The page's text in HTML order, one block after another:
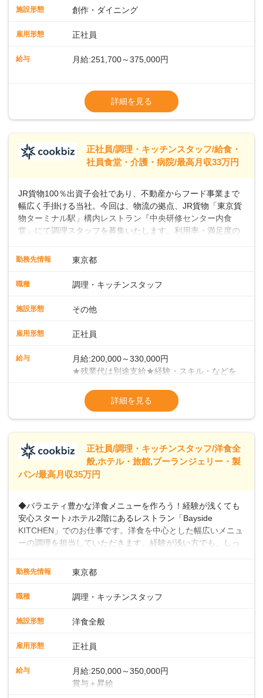
で4880万人がプレイしていると言われ、特にビジネスリーダ
らず、テニスコートがピックルボールコートに改装されるな
たちと一緒に、新しいスタートを切りませんか？あなたのご
施設形態 創作・ダイニング
雇用形態 正社員
給与 月給:251,700～375,000円
▼給与改定（年1回)
▼決算賞与（年1回)
【手当】
▼残業手当（固定残業見合手当43,613円～／
▼深夜勤務手当（22:00〜25%UP）
▼交通費支給（上限月10万円)
詳細を見る
正社員/調理・キッチンスタッフ/給食・
社員食堂・介護・病院/最高月収33万円
JR貨物100％出資子会社であり、不動産からフード事業まで
幅広く手掛ける当社。今回は、物流の拠点、JR貨物「東京貨
物ターミナル駅」構内レストラン『中央研修センター内食
堂』にて調理スタッフを募集いたします。利用率・満足度の
う！＜まずは調理スタッフとして＞入社後、あなたには調理
ます。まずは当店の仕事の流れ・お店のルールを把握してく
す。 ■チームワークがカギ！当店での調理方法は、給食等の
ようにチームで一度に大人数分の調理を手がけていく集団調
理です。メイン・副菜担当、揚げ物担当、ご飯担当、盛り付
＜徐々にマネジメントも学んでください＞業務に慣れてきた
ら、徐々にマネジメント業務をお任せしていきます。パート
ることになりますので、お店を作っていく面白さを味わえま
すよ！＜将来はキャリアアップも＞まずは、1年間での一人立
も可能です。
勤務先情報 東京都
職種 調理・キッチンスタッフ
施設形態 その他
雇用形態 正社員
給与
月給:200,000～330,000円
★残業代は別途支給★経験・スキル・などを
（2023年度実績：3.8ヶ月分支給）★昇給年
1回（55歳まで）＜年収例＞年収380万円／
入社5年／40歳年収400万円／入社3年／48歳
年収460万円／入社7年／51歳
※試用期間3ヶ月あり（給与・待遇変動な
詳細を見る
正社員/調理・キッチンスタッフ/洋食全
般,ホテル・旅館,ブーランジェリー・製
パン/最高月収35万円
◆バラエティ豊かな洋食メニューを作ろう！経験が浅くても
安心スタート♪ホテル2階にあるレストラン「Bayside
KITCHEN」でのお仕事です。洋食を中心とした幅広いメニュ
ーの調理を担当していただきます。経験が浅い方でも、しっ
トできます。経験者は、これまでのスキルを活かして即戦力
うな流れ作業ではなく、一人ひとりが責任を持って料理に取
できます。また、20代・30代の若手や中堅スタッフにどんど
大きな特徴です。 ◆ライブキッチンでお客様を魅了！メニュ
ンを極めたベテラン。朝食・ランチの時間帯に、自家製の焼
きたてパンをメインとしたビュッフェスタイルでお客様をお
勤務先情報 東京都
職種 調理・キッチンスタッフ
施設形態 洋食全般
雇用形態 正社員
給与
月給:250,000～350,000円
賞与＋昇給